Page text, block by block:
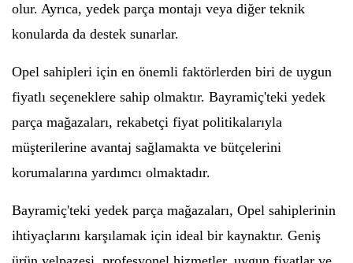
olur. Ayrıca, yedek parça montajı veya diğer teknik
konularda da destek sunarlar.
Opel sahipleri için en önemli faktörlerden biri de uygun
fiyatlı seçeneklere sahip olmaktır. Bayramiç'teki yedek
parça mağazaları, rekabetçi fiyat politikalarıyla
müşterilerine avantaj sağlamakta ve bütçelerini
korumalarına yardımcı olmaktadır.
Bayramiç'teki yedek parça mağazaları, Opel sahiplerinin
ihtiyaçlarını karşılamak için ideal bir kaynaktır. Geniş